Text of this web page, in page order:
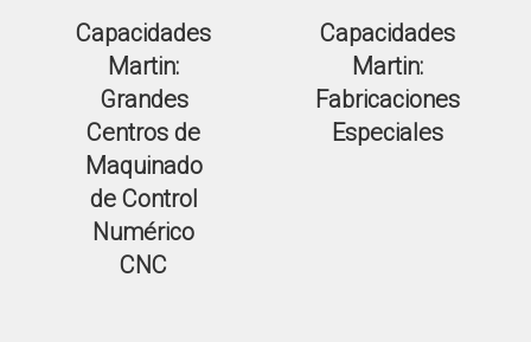
Capacidades
Martin:
Grandes
Centros de
Maquinado
de Control
Numérico
CNC
Capacidades
Martin:
Fabricaciones
Especiales